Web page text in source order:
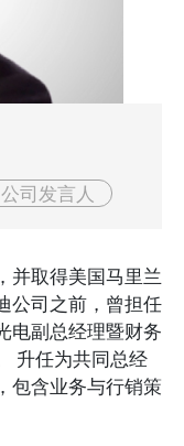
公司发言人
并取得美国马里兰
公司之前，曾担任
电副总经理暨财务
升任为共同总经
包含业务与行销策